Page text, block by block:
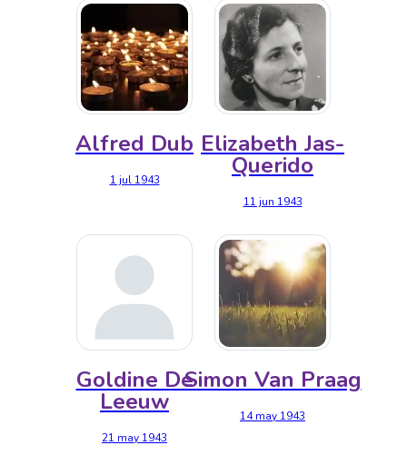
Alfred Dub
1 jul 1943
Elizabeth Jas-
Querido
11 jun 1943
Goldine De
Leeuw
21 may 1943
Simon Van Praag
14 may 1943